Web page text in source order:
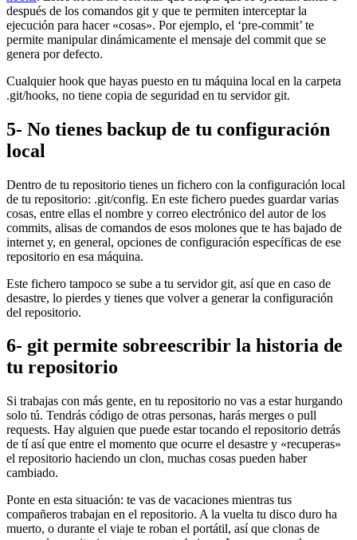
después de los comandos git y que te permiten interceptar la
ejecución para hacer «cosas». Por ejemplo, el ‘pre-commit’ te
permite manipular dinámicamente el mensaje del commit que se
genera por defecto.
Cualquier hook que hayas puesto en tu máquina local en la carpeta
.git/hooks, no tiene copia de seguridad en tu servidor git.
5- No tienes backup de tu configuración
local
Dentro de tu repositorio tienes un fichero con la configuración local
de tu repositorio: .git/config. En este fichero puedes guardar varias
cosas, entre ellas el nombre y correo electrónico del autor de los
commits, alisas de comandos de esos molones que te has bajado de
internet y, en general, opciones de configuración específicas de ese
repositorio en esa máquina.
Este fichero tampoco se sube a tu servidor git, así que en caso de
desastre, lo pierdes y tienes que volver a generar la configuración
del repositorio.
6- git permite sobreescribir la historia de
tu repositorio
Si trabajas con más gente, en tu repositorio no vas a estar hurgando
solo tú. Tendrás código de otras personas, harás merges o pull
requests. Hay alguien que puede estar tocando el repositorio detrás
de tí así que entre el momento que ocurre el desastre y «recuperas»
el repositorio haciendo un clon, muchas cosas pueden haber
cambiado.
Ponte en esta situación: te vas de vacaciones mientras tus
compañeros trabajan en el repositorio. A la vuelta tu disco duro ha
muerto, o durante el viaje te roban el portátil, así que clonas de